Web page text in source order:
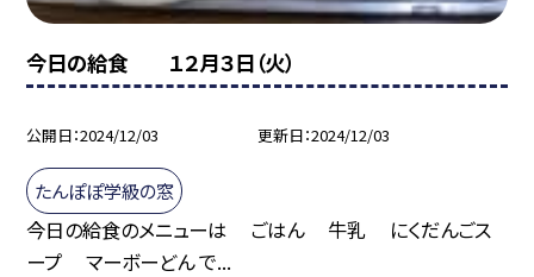
今日の給食 １２月３日（火）
公開日 2024/12/03 更新日 2024/12/03
たんぽぽ学級の窓
今日の給食のメニューは ごはん 牛乳 にくだんごス
ープ マーボーどん で...